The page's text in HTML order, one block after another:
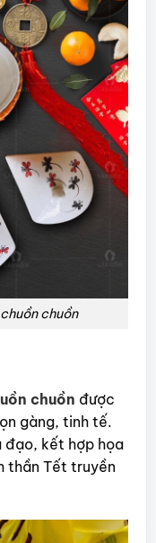
chuồn
chuồn được
gàng, tinh tế.
đạo, kết hợp họa
thần Tết truyền